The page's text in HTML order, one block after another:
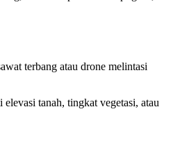
terbang atau drone melintasi
tanah, tingkat vegetasi, atau